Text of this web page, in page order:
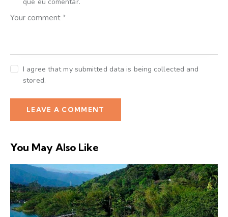
I agree that my submitted data is being collected and
stored.
You May Also Like